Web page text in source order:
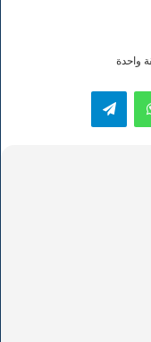
واحدة
واتساب تيلقرام